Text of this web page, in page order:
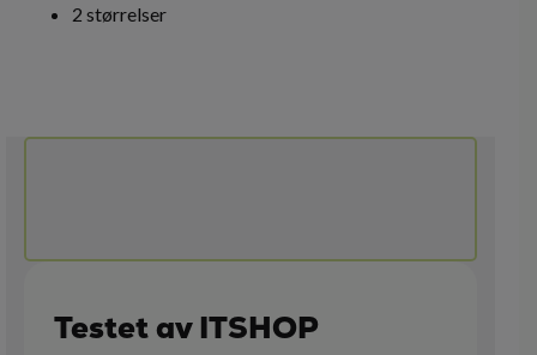
2 størrelser
Testet av ITSHOP